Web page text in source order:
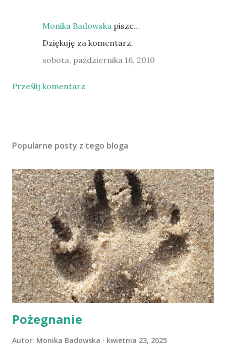
Monika Badowska pisze…
Dziękuję za komentarz.
sobota, października 16, 2010
Prześlij komentarz
Popularne posty z tego bloga
Pożegnanie
Autor: Monika Badowska kwietnia 23, 2025